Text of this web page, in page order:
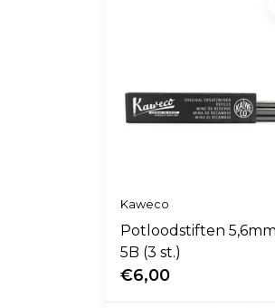
Kaweco
Potloodstiften 5,6mm
5B (3 st.)
€6,00